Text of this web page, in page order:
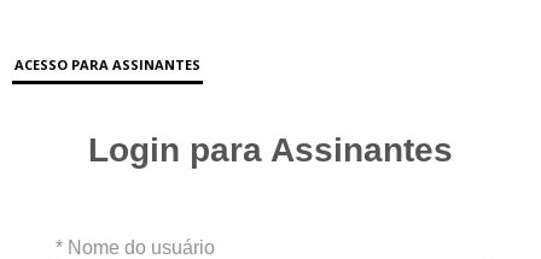
ACESSO PARA ASSINANTES
Login para Assinantes
* Nome do usuário